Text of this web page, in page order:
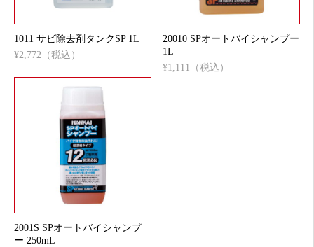
1011 サビ除去剤タンクSP 1L
¥2,772（税込）
20010 SPオートバイシャンプー
1L
¥1,111（税込）
2001S SPオートバイシャンプ
ー 250mL